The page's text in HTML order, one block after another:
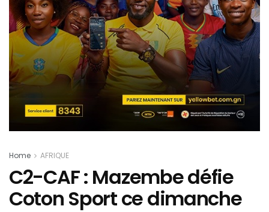
Home AFRIQUE
C2-CAF : Mazembe défie
Coton Sport ce dimanche